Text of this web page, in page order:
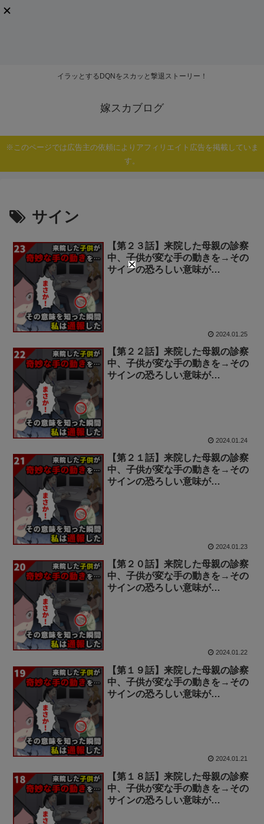
イラッとするDQNをスカッと撃退ストーリー！
嫁スカブログ
※このページでは広告主の依頼によりアフィリエイト広告を掲載していま
す。
サイン
【第２３話】来院した母親の診察
中、子供が変な手の動きを→その
サインの恐ろしい意味が…
2024.01.25
【第２２話】来院した母親の診察
中、子供が変な手の動きを→その
サインの恐ろしい意味が…
2024.01.24
【第２１話】来院した母親の診察
中、子供が変な手の動きを→その
サインの恐ろしい意味が…
2024.01.23
【第２０話】来院した母親の診察
中、子供が変な手の動きを→その
サインの恐ろしい意味が…
2024.01.22
【第１９話】来院した母親の診察
中、子供が変な手の動きを→その
サインの恐ろしい意味が…
2024.01.21
【第１８話】来院した母親の診察
中、子供が変な手の動きを→その
サインの恐ろしい意味が…